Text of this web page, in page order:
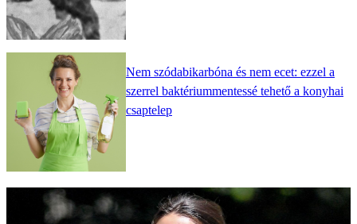
Nem szódabikarbóna és nem ecet: ezzel a
szerrel baktériummentessé tehető a konyhai
csaptelep